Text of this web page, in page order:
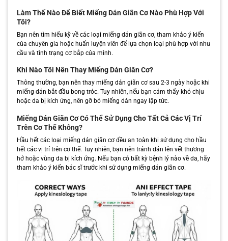
Làm Thế Nào Để Biết Miếng Dán Giãn Cơ Nào Phù Hợp Với
Tôi?
Bạn nên tìm hiểu kỹ về các loại miếng dán giãn cơ, tham khảo ý kiến
của chuyên gia hoặc huấn luyện viên để lựa chọn loại phù hợp với nhu
cầu và tình trạng cơ bắp của mình.
Khi Nào Tôi Nên Thay Miếng Dán Giãn Cơ?
Thông thường, bạn nên thay miếng dán giãn cơ sau 2-3 ngày hoặc khi
miếng dán bắt đầu bong tróc. Tuy nhiên, nếu bạn cảm thấy khó chịu
hoặc da bị kích ứng, nên gỡ bỏ miếng dán ngay lập tức.
Miếng Dán Giãn Cơ Có Thể Sử Dụng Cho Tất Cả Các Vị Trí
Trên Cơ Thể Không?
Hầu hết các loại miếng dán giãn cơ đều an toàn khi sử dụng cho hầu
hết các vị trí trên cơ thể. Tuy nhiên, bạn nên tránh dán lên vết thương
hở hoặc vùng da bị kích ứng. Nếu bạn có bất kỳ bệnh lý nào về da, hãy
tham khảo ý kiến bác sĩ trước khi sử dụng miếng dán giãn cơ.